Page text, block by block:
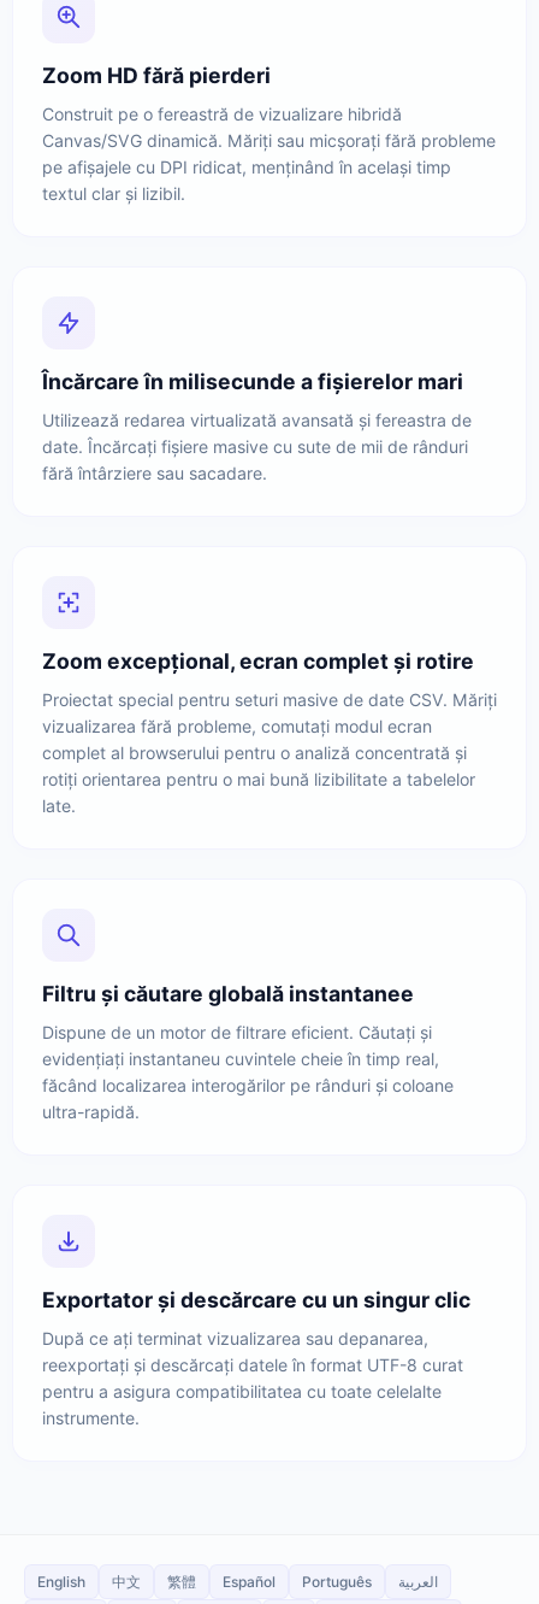
Zoom HD fără pierderi
Construit pe o fereastră de vizualizare hibridă
Canvas/SVG dinamică. Măriți sau micșorați fără probleme
pe afișajele cu DPI ridicat, menținând în același timp
textul clar și lizibil.
Încărcare în milisecunde a fișierelor mari
Utilizează redarea virtualizată avansată și fereastra de
date. Încărcați fișiere masive cu sute de mii de rânduri
fără întârziere sau sacadare.
Zoom excepțional, ecran complet și rotire
Proiectat special pentru seturi masive de date CSV. Măriți
vizualizarea fără probleme, comutați modul ecran
complet al browserului pentru o analiză concentrată și
rotiți orientarea pentru o mai bună lizibilitate a tabelelor
late.
Filtru și căutare globală instantanee
Dispune de un motor de filtrare eficient. Căutați și
evidențiați instantaneu cuvintele cheie în timp real,
făcând localizarea interogărilor pe rânduri și coloane
ultra-rapidă.
Exportator și descărcare cu un singur clic
După ce ați terminat vizualizarea sau depanarea,
reexportați și descărcați datele în format UTF-8 curat
pentru a asigura compatibilitatea cu toate celelalte
instrumente.
English 中文 繁體 Español Português العربية